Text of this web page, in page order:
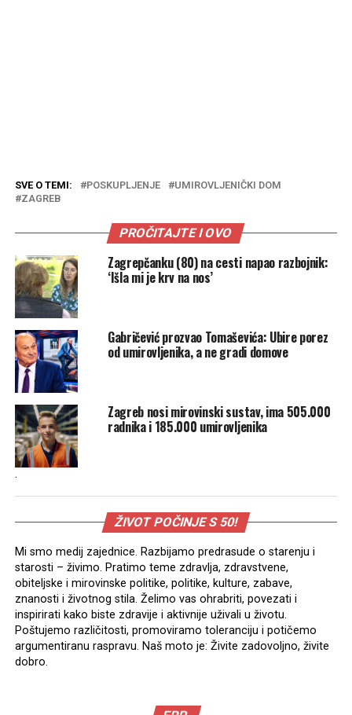
SVE O TEMI: POSKUPLJENJE
UMIROVLJENIČKI DOM
ZAGREB
PROČITAJTE I OVO
Zagrepčanku (80) na cesti napao razbojnik:
‘Išla mi je krv na nos’
Gabričević prozvao Tomaševića: Ubire porez
od umirovljenika, a ne gradi domove
Zagreb nosi mirovinski sustav, ima 505.000
radnika i 185.000 umirovljenika
.
ŽIVOT POČINJE S 50!
Mi smo medij zajednice. Razbijamo predrasude o starenju i
starosti – živimo. Pratimo teme zdravlja, zdravstvene,
obiteljske i mirovinske politike, politike, kulture, zabave,
znanosti i životnog stila. Želimo vas ohrabriti, povezati i
inspirirati kako biste zdravije i aktivnije uživali u životu.
Poštujemo različitosti, promoviramo toleranciju i potičemo
argumentiranu raspravu. Naš moto je: Živite zadovoljno, živite
dobro.